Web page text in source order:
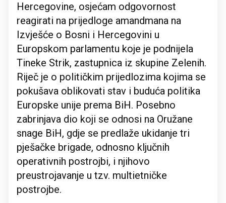
Hercegovine, osjećam odgovornost
reagirati na prijedloge amandmana na
Izvješće o Bosni i Hercegovini u
Europskom parlamentu koje je podnijela
Tineke Strik, zastupnica iz skupine Zelenih.
Riječ je o političkim prijedlozima kojima se
pokušava oblikovati stav i buduća politika
Europske unije prema BiH. Posebno
zabrinjava dio koji se odnosi na Oružane
snage BiH, gdje se predlaže ukidanje tri
pješačke brigade, odnosno ključnih
operativnih postrojbi, i njihovo
preustrojavanje u tzv. multietničke
postrojbe.